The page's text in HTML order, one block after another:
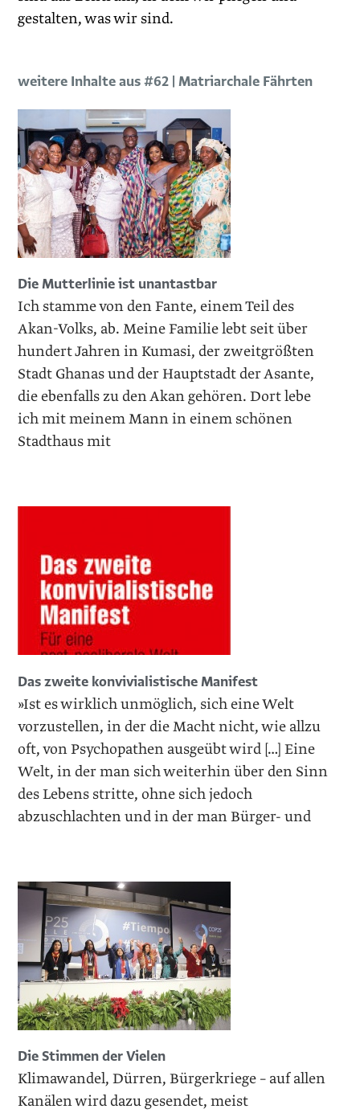
gestalten, was wir sind.
weitere Inhalte aus #62 | Matriarchale Fährten
Die Mutterlinie ist unantastbar
Ich stamme von den Fante, einem Teil des
Akan-Volks, ab. Meine Familie lebt seit über
hundert Jahren in Kumasi, der zweitgrößten
Stadt Ghanas und der Hauptstadt der Asante,
die ebenfalls zu den Akan gehören. Dort lebe
ich mit meinem Mann in einem schönen
Stadthaus mit
Das zweite konvivialistische Manifest
»Ist es wirklich unmöglich, sich eine Welt
vorzustellen, in der die Macht nicht, wie allzu
oft, von Psychopathen ausgeübt wird […] Eine
Welt, in der man sich weiterhin über den Sinn
des Lebens stritte, ohne sich jedoch
abzuschlachten und in der man Bürger- und
Die Stimmen der Vielen
Klimawandel, Dürren, Bürgerkriege – auf allen
Kanälen wird dazu gesendet, meist